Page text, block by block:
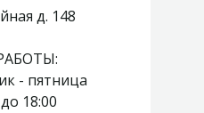
д. 148
- пятница
18:00